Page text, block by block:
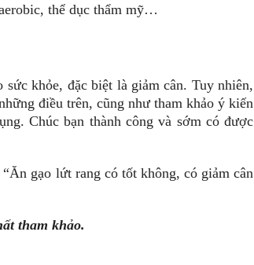
thể dục thẩm mỹ…
khỏe, đặc biệt là giảm cân. Tuy nhiên,
điều trên, cũng như tham khảo ý kiến
Chúc bạn thành công và sớm có được
gạo lứt rang có tốt không, có giảm cân
tham khảo.